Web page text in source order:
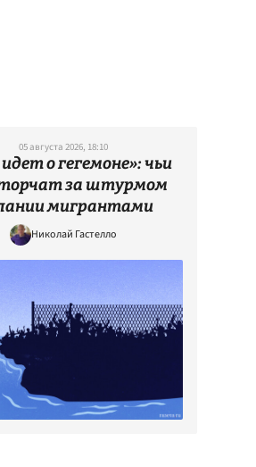
05 августа 2026, 18:10
о гегемоне»: чьи
за штурмом
мигрантами
Николай Гастелло